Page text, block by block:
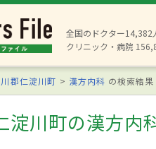
全国のドクター14,382
クリニック・病院
郡仁淀川町 漢方内科 の検索結果
淀川町の漢方内